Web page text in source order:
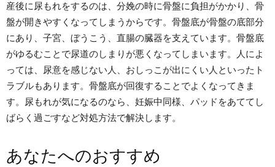
産後に尿もれをするのは、分娩の時に骨盤に負担がかかり、骨
盤が開きやすくなってしまうからです。骨盤底が骨盤の底部分
にあり、子宮、ぼうこう、直腸の臓器を支えています。骨盤底
がゆるむことで尿道のしまりが悪くなってしまいます。人によ
っては、尿意を感じない人、おしっこが出にくい人といったト
ラブルもあります。骨盤底が回復することでよくなってきま
す。尿もれが気になるのなら、妊娠中同様、パッドをあててし
ばらく過ごすなど対処方法で解決します。
あなたへのおすすめ